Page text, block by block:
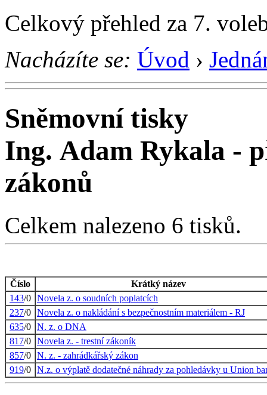
Celkový přehled za 7.
Nacházíte se: Úvod ›
Sněmovní tisky
Ing. Adam Rykala -
zákonů
Celkem nalezeno 6 tisků.
Číslo
Krátký název
143/0 Novela z. o soudních poplatcích
237/0 Novela z. o nakládání s bezpečnostním materiálem - RJ
635/0 N. z. o DNA
817/0 Novela z. - trestní zákoník
857/0 N. z. - zahrádkářský zákon
919/0 N.z. o výplatě dodatečné náhrady za pohledávky u Union